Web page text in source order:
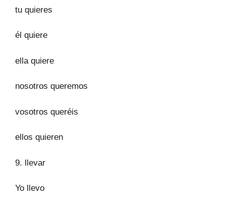
tu quieres
él quiere
ella quiere
nosotros queremos
vosotros queréis
ellos quieren
9. llevar
Yo llevo